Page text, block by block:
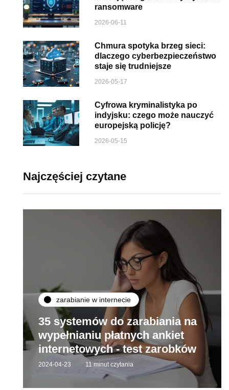
ransomware
2026-06-11
Chmura spotyka brzeg sieci:
dlaczego cyberbezpieczeństwo
staje się trudniejsze
2026-05-17
Cyfrowa kryminalistyka po
indyjsku: czego może nauczyć
europejską policję?
2026-05-15
Najczęściej czytane
zarabianie w internecie
35 systemów do zarabiania na
wypełnianiu płatnych ankiet
internetowych - test zarobków
2024-04-23 11 minut czytania